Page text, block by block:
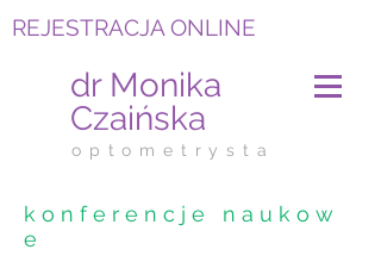
REJESTRACJA ONLINE
dr Monika
Czaińska
o p t o m e t r y s t a
k o n f e r e n c j e n a u k o w
e